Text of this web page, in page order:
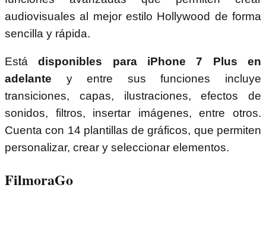
audiovisuales al mejor estilo Hollywood de forma
sencilla y rápida.
Estádisponibles para iPhone 7 Plus en
adelante y entre sus funciones incluye
transiciones, capas, ilustraciones, efectos de
sonidos, filtros, insertar imágenes, entre otros.
Cuenta con 14 plantillas de gráficos, que permiten
personalizar, crear y seleccionar elementos.
FilmoraGo